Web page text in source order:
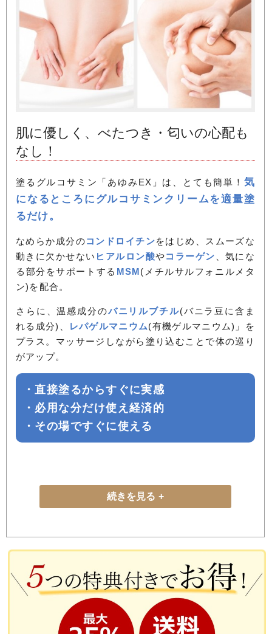
肌に優しく、べたつき・匂いの心配も
なし！
塗るグルコサミン「あゆみEX」は、とても簡単！ 気
になるところにグルコサミンクリームを適量塗
るだけ。
なめらか成分のコンドロイチンをはじめ、スムーズな
動きに欠かせない ヒアルロン酸やコラーゲン 、気にな
る部分をサポートする MSM(メチルサルフォニルメタ
ン)を配合。
さらに、温感成分のバニリルブチル(バニラ豆に含ま
れる成分)、
レパゲルマニウム(有機ゲルマニウム)」を
プラス。マッサージしながら塗り込むことで体の巡り
がアップ。
・直接塗るからすぐに実感
・必用な分だけ使え経済的
・その場ですぐに使える
続きを見る
天然型のグルコサミンを使用